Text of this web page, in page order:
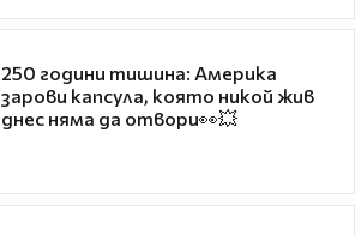
250 години тишина: Америка
зарови капсула, която никой жив
днес няма да отвори👀💥